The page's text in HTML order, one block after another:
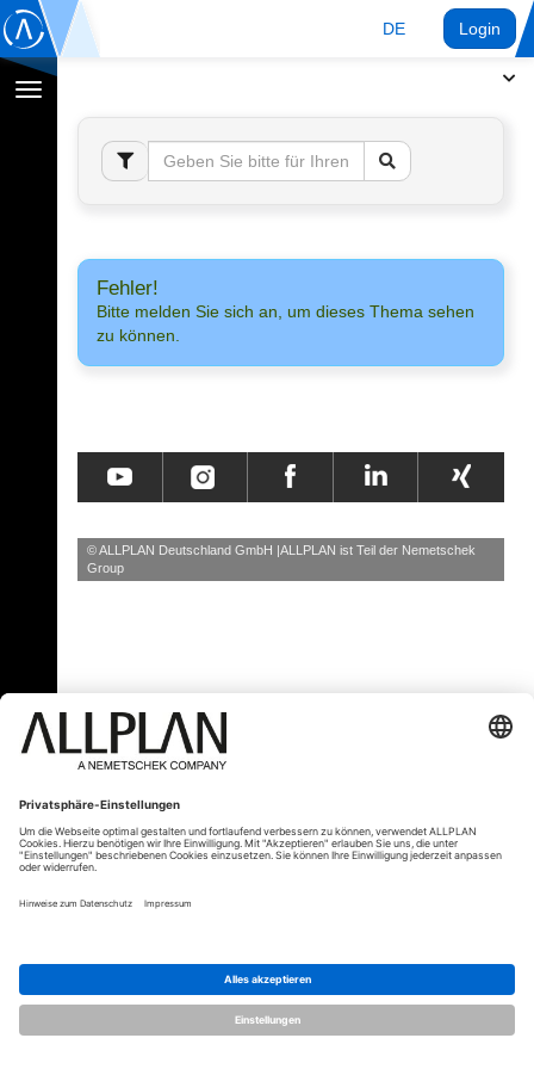
DE Login
Navigation
umschalten
Fehler!
Bitte melden Sie sich an, um dieses Thema sehen
zu können.
© ALLPLAN Deutschland GmbH ALLPLAN ist Teil der Nemetschek
Group